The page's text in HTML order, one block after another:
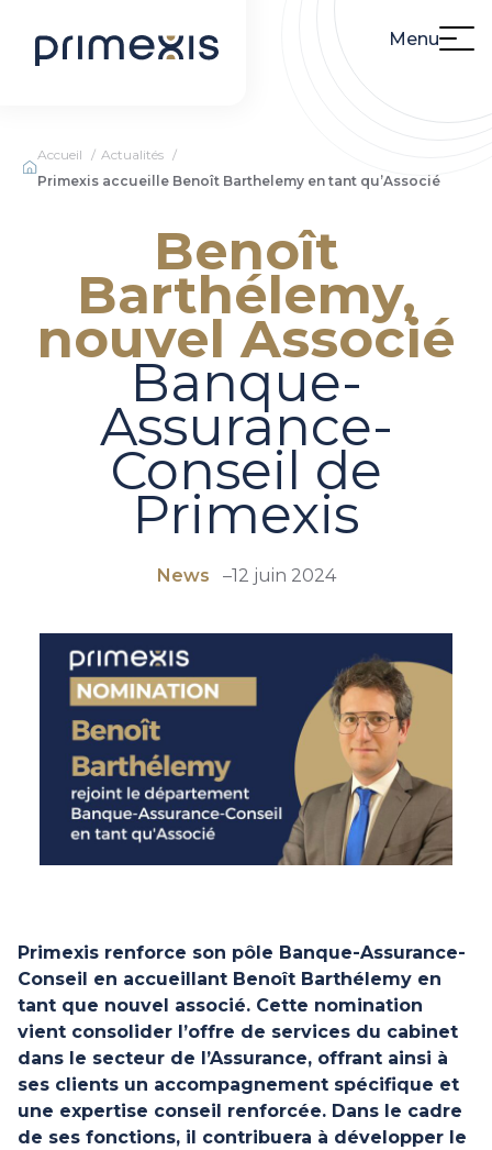
Menu
Accueil
Actualités
Primexis accueille Benoît Barthelemy en tant qu’Associé
Benoît
Barthélemy,
nouvel Associé
Banque-
Assurance-
Conseil de
Primexis
News –12 juin 2024
Primexis renforce son pôle Banque-Assurance-
Conseil en accueillant Benoît Barthélemy en
tant que nouvel associé. Cette nomination
vient consolider l’offre de services du cabinet
dans le secteur de l’Assurance, offrant ainsi à
ses clients un accompagnement spécifique et
une expertise conseil renforcée. Dans le cadre
de ses fonctions, il contribuera à développer le